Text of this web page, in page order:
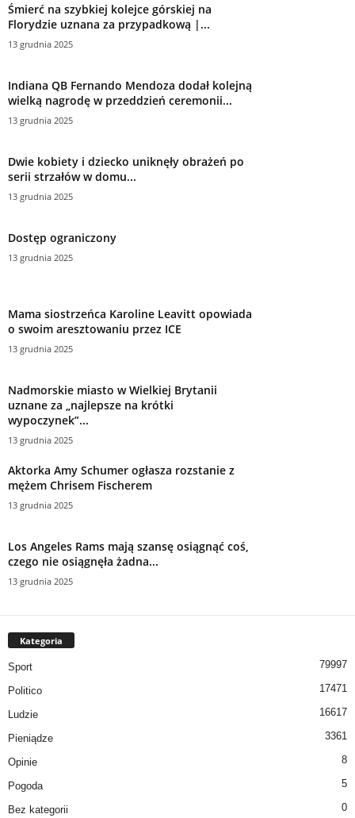
Śmierć na szybkiej kolejce górskiej na
Florydzie uznana za przypadkową |...
13 grudnia 2025
Indiana QB Fernando Mendoza dodał kolejną
wielką nagrodę w przeddzień ceremonii...
13 grudnia 2025
Dwie kobiety i dziecko uniknęły obrażeń po
serii strzałów w domu...
13 grudnia 2025
Dostęp ograniczony
13 grudnia 2025
Mama siostrzeńca Karoline Leavitt opowiada
o swoim aresztowaniu przez ICE
13 grudnia 2025
Nadmorskie miasto w Wielkiej Brytanii
uznane za „najlepsze na krótki
wypoczynek”...
13 grudnia 2025
Aktorka Amy Schumer ogłasza rozstanie z
mężem Chrisem Fischerem
13 grudnia 2025
Los Angeles Rams mają szansę osiągnąć coś,
czego nie osiągnęła żadna...
13 grudnia 2025
Kategoria
Sport 79997
Politico 17471
Ludzie 16617
Pieniądze 3361
Opinie 8
Pogoda 5
Bez kategorii 0